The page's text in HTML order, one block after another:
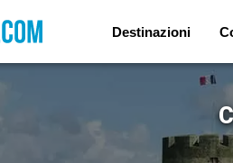
Destinazioni